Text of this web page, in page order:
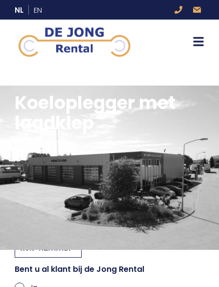
NL EN
Koeloplegger met
laadklep
Bent u al klant bij de Jong Rental